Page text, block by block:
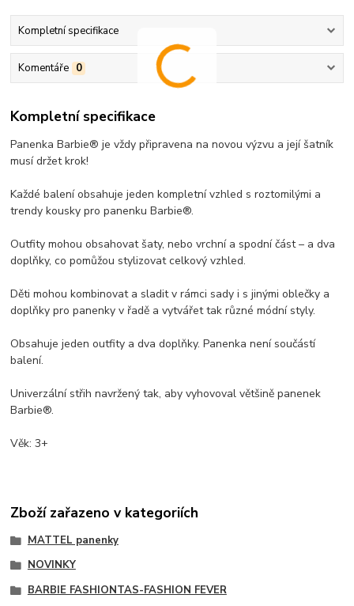
Kompletní specifikace
Komentáře 0
Kompletní specifikace
Panenka Barbie® je vždy připravena na novou výzvu a její šatník
musí držet krok!
Každé balení obsahuje jeden kompletní vzhled s roztomilými a
trendy kousky pro panenku Barbie®.
Outfity mohou obsahovat šaty, nebo vrchní a spodní část – a dva
doplňky, co pomůžou stylizovat celkový vzhled.
Děti mohou kombinovat a sladit v rámci sady i s jinými oblečky a
doplňky pro panenky v řadě a vytvářet tak různé módní styly.
Obsahuje jeden outfity a dva doplňky. Panenka není součástí
balení.
Univerzální střih navržený tak, aby vyhovoval většině panenek
Barbie®.
Věk: 3+
Zboží zařazeno v kategoriích
MATTEL panenky
NOVINKY
BARBIE FASHIONTAS-FASHION FEVER